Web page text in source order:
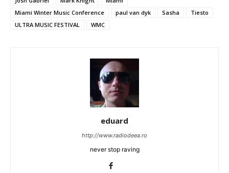
Miami Winter Music Conference
paul van dyk Sasha
Tiesto
ULTRA MUSIC FESTIVAL
WMC
eduard
http://www.radiodeea.ro
never stop raving